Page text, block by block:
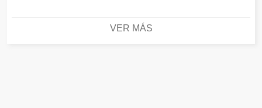
VER MÁS